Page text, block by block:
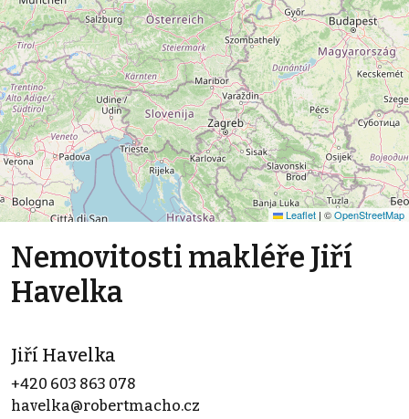
Leaflet | ©OpenStreetMap
Nemovitosti makléře Jiří
Havelka
Jiří Havelka
+420 603 863 078
havelka@robertmacho.cz